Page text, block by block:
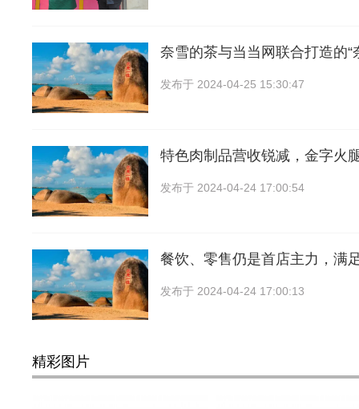
奈雪的茶与当当网联合打造的“
发布于 2024-04-25 15:30:47
特色肉制品营收锐减，金字火
发布于 2024-04-24 17:00:54
餐饮、零售仍是首店主力，满
发布于 2024-04-24 17:00:13
精彩图片